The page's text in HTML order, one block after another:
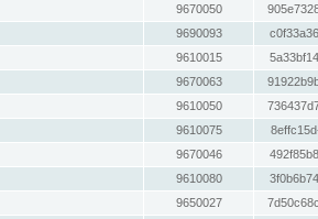
9670050
9690093
9610015
9670063
9610050
9610075
9670046
9610080
9650027